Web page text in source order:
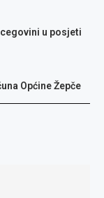
u posjeti
Općine Žepče